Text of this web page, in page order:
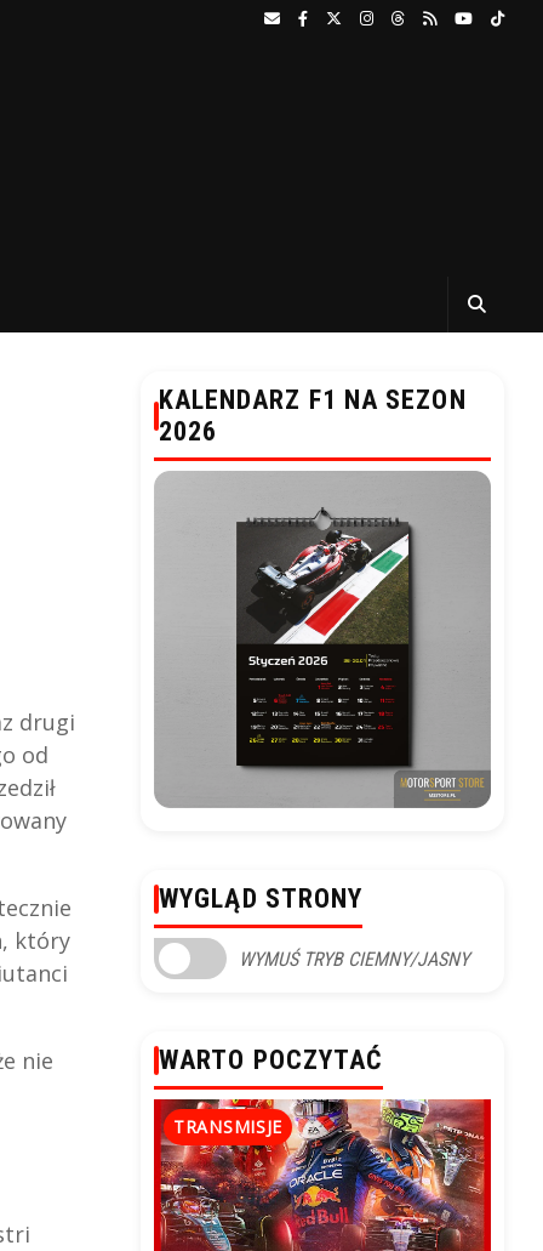
drugi
od
który
nie
KALENDARZ F1 NA SEZON
2026
WYGLĄD STRONY
WYMUŚ TRYB CIEMNY/JASNY
WARTO POCZYTAĆ
TRANSMISJE